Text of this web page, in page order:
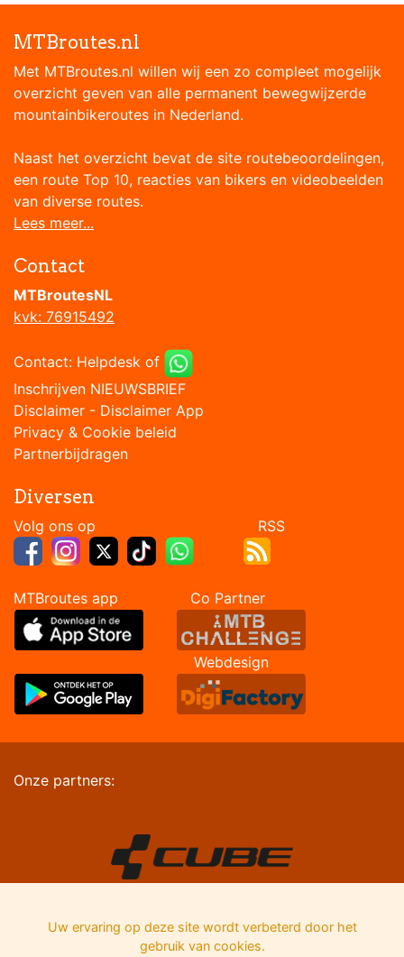
MTBroutes.nl
Met MTBroutes.nl willen wij een zo compleet mogelijk
overzicht geven van alle permanent bewegwijzerde
mountainbikeroutes in Nederland.
Naast het overzicht bevat de site routebeoordelingen,
een route Top 10, reacties van bikers en videobeelden
van diverse routes.
Lees meer...
Contact
MTBroutesNL
kvk: 76915492
Contact: Helpdesk of
Inschrijven NIEUWSBRIEF
Disclaimer - Disclaimer App
Privacy & Cookie beleid
Partnerbijdragen
Diversen
Volg ons op RSS
MTBroutes app Co Partner
Webdesign
Onze partners:
Uw ervaring op deze site wordt verbeterd door het
gebruik van cookies.